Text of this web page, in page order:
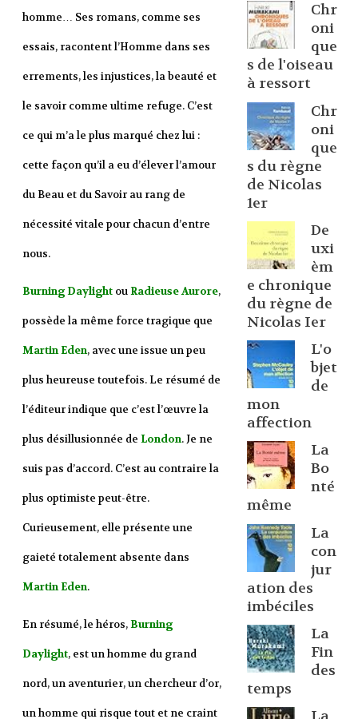
homme… Ses romans, comme ses
essais, racontent l’Homme dans ses
errements, les injustices, la beauté et
le savoir comme ultime refuge. C’est
ce qui m’a le plus marqué chez lui :
cette façon qu’il a eu d’élever l’amour
du Beau et du Savoir au rang de
nécessité vitale pour chacun d’entre
nous.
Burning DaylightouRadieuse Aurore,
possède la même force tragique que
Martin Eden, avec une issue un peu
plus heureuse toutefois. Le résumé de
l’éditeur indique que c’est l’œuvre la
plus désillusionnée de London. Je ne
suis pas d’accord. C’est au contraire la
plus optimiste peut-être.
Curieusement, elle présente une
gaieté totalement absente dans
Martin Eden.
En résumé, le héros,Burning
Daylight, est un homme du grand
nord, un aventurier, un chercheur d’or,
un homme qui risque tout et ne craint
Chr
oni
que
s de l'oiseau
à ressort
Chr
oni
que
s du règne
de Nicolas
1er
De
uxi
èm
e chronique
du règne de
Nicolas Ier
L'o
bjet
de
mon
affection
La
Bo
nté
même
La
con
jur
ation des
imbéciles
La
Fin
des
temps